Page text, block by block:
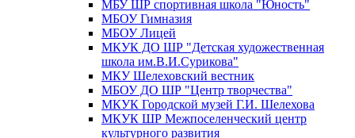
МБУ ШР спортивная школа "Юность"
МБОУ Гимназия
МБОУ Лицей
МКУК ДО ШР "Детская художественная
школа им.В.И.Сурикова"
МКУ Шелеховский вестник
МБОУ ДО ШР "Центр творчества"
МКУК Городской музей Г.И. Шелехова
МКУК ШР Межпоселенческий центр
культурного развития